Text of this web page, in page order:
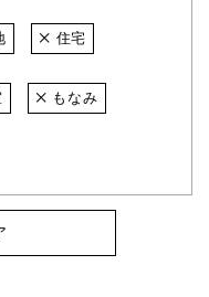
住宅
もなみ